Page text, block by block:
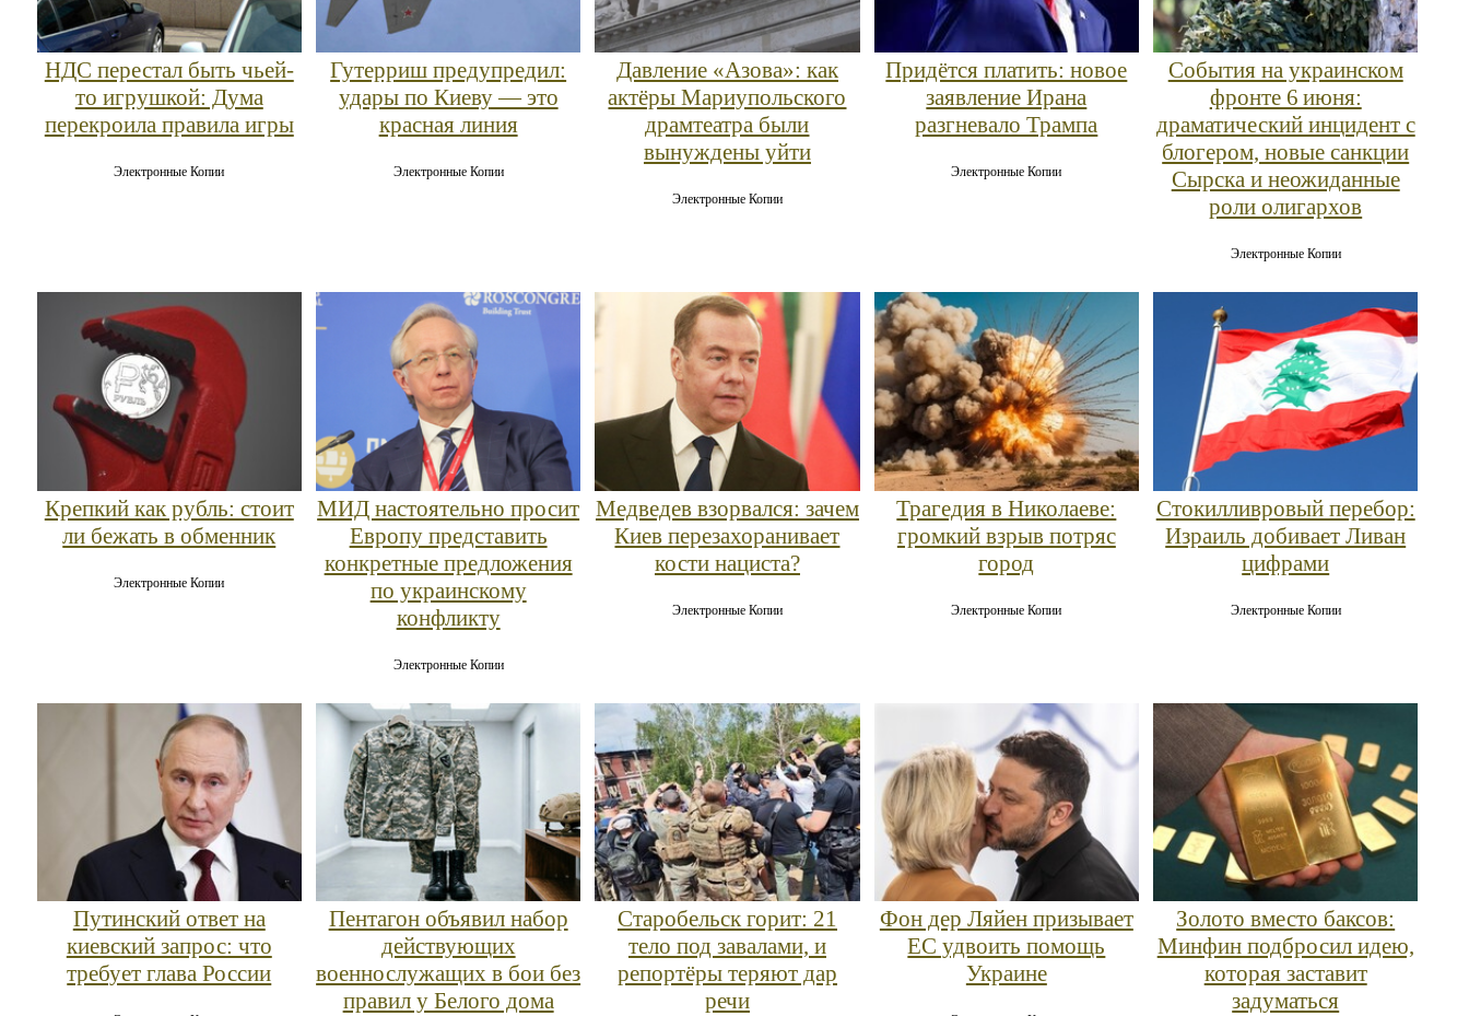
НДС перестал быть чьей-
то игрушкой: Дума
перекроила правила игры
Электронные Копии
Гутерриш предупредил:
удары по Киеву — это
красная линия
Электронные Копии
Давление «Азова»: как
актёры Мариупольского
драмтеатра были
вынуждены уйти
Электронные Копии
Придётся платить: новое
заявление Ирана
разгневало Трампа
Электронные Копии
События на украинском
фронте 6 июня:
драматический инцидент с
блогером, новые санкции
Сырска и неожиданные
роли олигархов
Электронные Копии
Крепкий как рубль: стоит
ли бежать в обменник
Электронные Копии
МИД настоятельно просит
Европу представить
конкретные предложения
по украинскому
конфликту
Электронные Копии
Медведев взорвался: зачем
Киев перезахоранивает
кости нациста?
Электронные Копии
Трагедия в Николаеве:
громкий взрыв потряс
город
Электронные Копии
Стокилливровый перебор:
Израиль добивает Ливан
цифрами
Электронные Копии
Путинский ответ на
киевский запрос: что
требует глава России
Пентагон объявил набор
действующих
военнослужащих в бои без
правил у Белого дома
Старобельск горит: 21
тело под завалами, и
репортёры теряют дар
речи
Фон дер Ляйен призывает
ЕС удвоить помощь
Украине
Золото вместо баксов:
Минфин подбросил идею,
которая заставит
задуматься